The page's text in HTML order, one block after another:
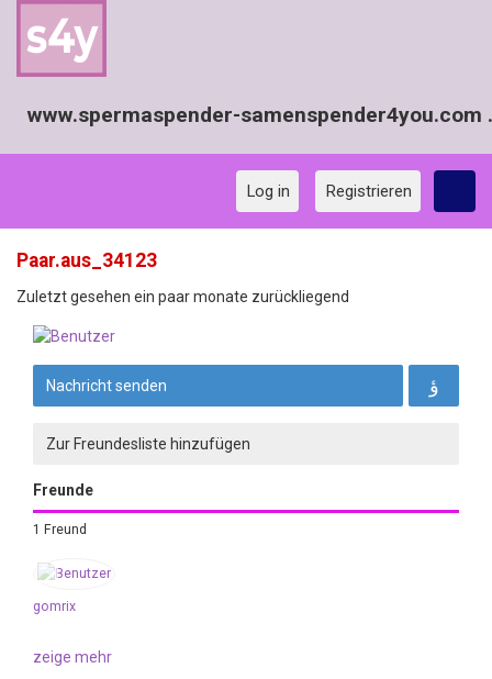
www.spermaspender-
Log in Registrieren
Paar.aus_34123
Zuletzt gesehen ein paar monate zurückliegend
Nachricht senden
Zur Freundesliste hinzufügen
Freunde
1 Freund
gomrix
zeige mehr